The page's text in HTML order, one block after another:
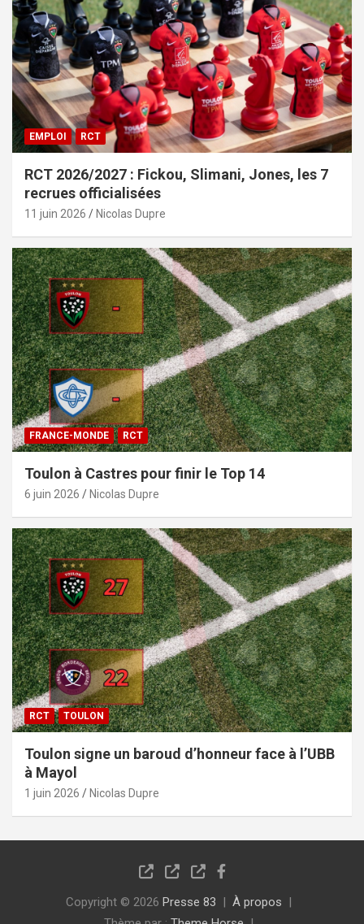
EMPLOI RCT
RCT 2026/2027 : Fickou, Slimani, Jones, les 7
recrues officialisées
11 juin 2026 Nicolas Dupre
FRANCE-MONDE RCT
Toulon à Castres pour finir le Top 14
6 juin 2026 Nicolas Dupre
RCT TOULON
Toulon signe un baroud d’honneur face à l’UBB
à Mayol
1 juin 2026 Nicolas Dupre
Copyright © 2026 Presse 83
À propos